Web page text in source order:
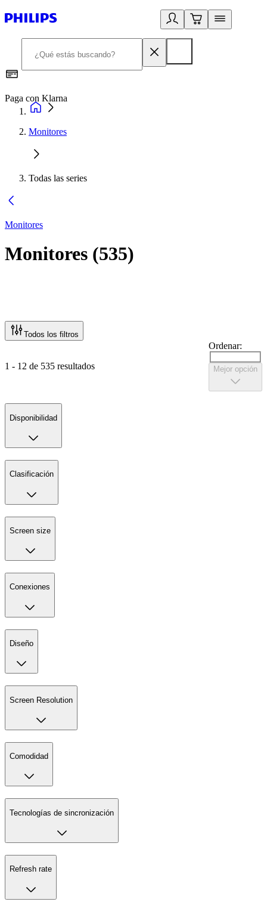
Paga con Klarna
Monitores
Todas las series
Monitores
Monitores (535)
Todos los filtros
1 - 12 de 535 resultados
Ordenar:
Mejor opción
Disponibilidad
Clasificación
Screen size
Conexiones
Diseño
Screen Resolution
Comodidad
Tecnologías de sincronización
Refresh rate